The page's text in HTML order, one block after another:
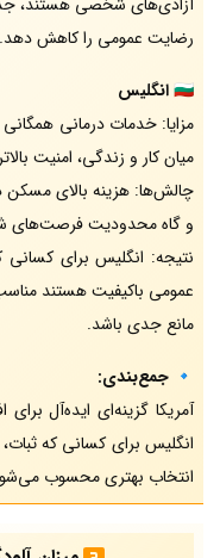
رضایت عمومی را کاهش دهد.
🇬🇧انگلیس
میان کار و زندگی، امنیت
چالش‌ها: هزینه بالای مسکن
و گاه محدودیت فرصت‌های
نتیجه: انگلیس برای کسانی
عمومی باکیفیت هستند
مانع جدی باشد.
🔹 جمع‌بندی:
آمریکا گزینه‌ای ایده‌آل
انگلیس برای کسانی که
انتخاب بهتری محسوب